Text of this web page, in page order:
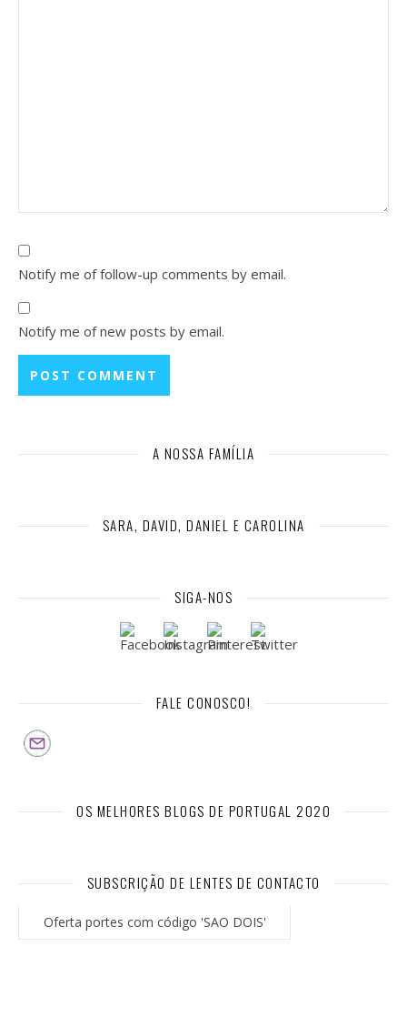
Notify me of follow-up comments by email.
Notify me of new posts by email.
A NOSSA FAMÍLIA
SARA, DAVID, DANIEL E CAROLINA
SIGA-NOS
FALE CONOSCO!
OS MELHORES BLOGS DE PORTUGAL 2020
SUBSCRIÇÃO DE LENTES DE CONTACTO
Oferta portes com código 'SAO DOIS'